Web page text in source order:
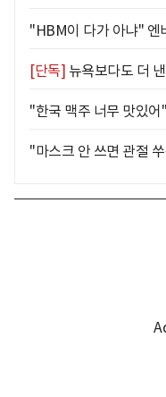
"HBM이 다가 아냐" 엔
[단독] 뉴욕보다도 더
"한국 맥주 너무 맛있
"마스크 안 쓰면 관절